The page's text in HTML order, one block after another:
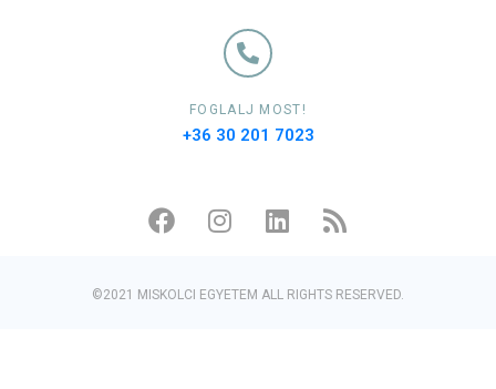
FOGLALJ MOST!
+36 30 201 7023
©2021 MISKOLCI EGYETEM ALL RIGHTS RESERVED.